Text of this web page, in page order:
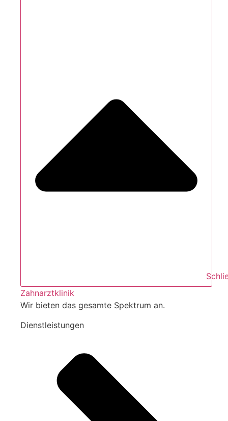
Zahnarztklinik
Wir bieten das gesamte Spektrum an.
Dienstleistungen